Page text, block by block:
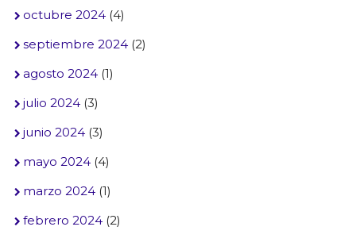
octubre 2024(4)
septiembre 2024(2)
agosto 2024(1)
julio 2024(3)
junio 2024(3)
mayo 2024(4)
marzo 2024(1)
febrero 2024(2)